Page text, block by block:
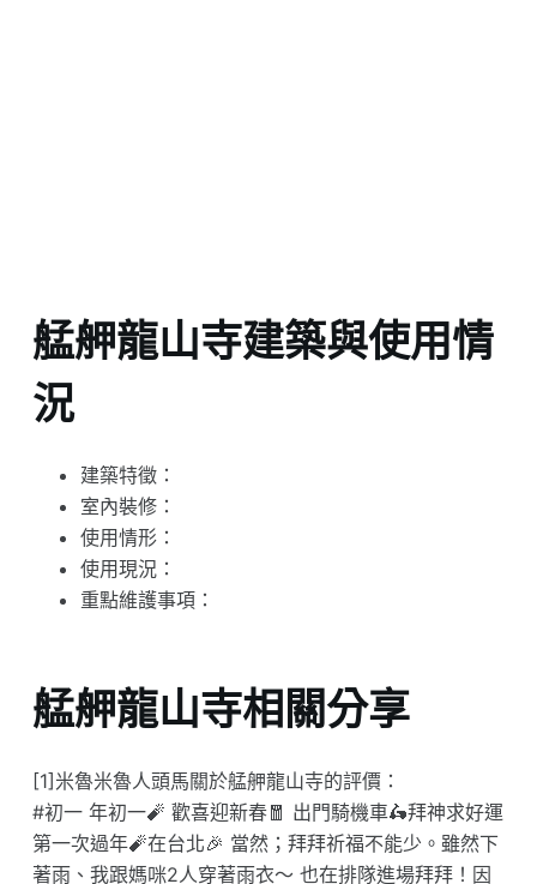
艋舺龍山寺建築與使用情
況
建築特徵：
室內裝修：
使用情形：
使用現況：
重點維護事項：
艋舺龍山寺相關分享
[1]米魯米魯人頭馬關於艋舺龍山寺的評價：
#初一 年初一🧨 歡喜迎新春🧧 出門騎機車🛵拜神求好運
第一次過年🧨在台北🎉 當然；拜拜祈福不能少。雖然下
著雨、我跟媽咪2人穿著雨衣～ 也在排隊進場拜拜！因